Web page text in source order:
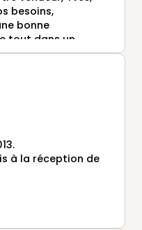
besoins,
bonne
tout dans un
et une
son client à
Bravo. Le métreur
reste, car eux-
par
Merci à Cyrille
venus de
à la réception de